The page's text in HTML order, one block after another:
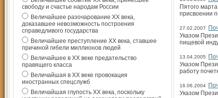
свободу и счастье народам России
Величайшее разочарование ХХ века,
доказавшее невозможность построения
справедливого государства
Величайшее преступление ХХ века, ставшее
причиной гибели миллионов людей
Величайшее в ХХ веке предательство
правящего класса
Величайшая в ХХ веке провокация
иностранных спецслужб
Величайшая глупость ХХ века, поскольку
Пятого
присвоении
27.02.2007
Указом
пищевой
13.04.2005
Указом
работу
16.06.2004
Указом